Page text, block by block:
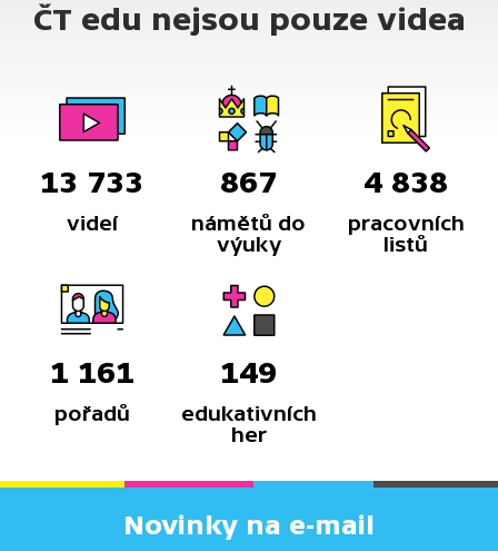
ČT edu nejsou pouze videa
13 733
videí
867
námětů do
výuky
4 838
pracovních
listů
1 161
pořadů
149
edukativních
her
Novinky na e-mail